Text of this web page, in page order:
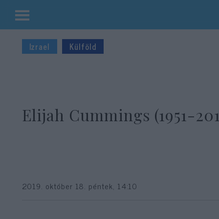
Kilépés
tartalomba
Izrael Külföld
Elijah Cummings (1951-
2019. október 18. péntek, 14:10